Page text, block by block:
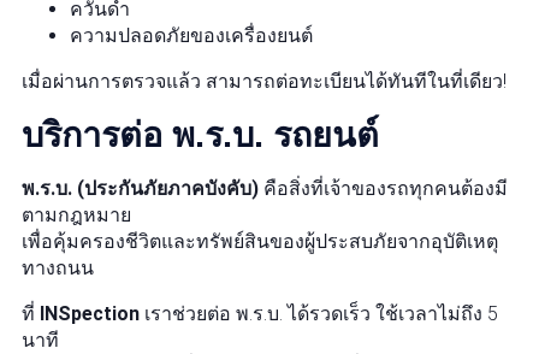
ควันดำ
ความปลอดภัยของเครื่องยนต์
เมื่อผ่านการตรวจแล้ว สามารถต่อทะเบียนได้ทันทีในที่เดียว!
บริการต่อ พ.ร.บ. รถยนต์
พ.ร.บ. (ประกันภัยภาคบังคับ) คือสิ่งที่เจ้าของรถทุกคนต้องมี
ตามกฎหมาย
เพื่อคุ้มครองชีวิตและทรัพย์สินของผู้ประสบภัยจากอุบัติเหตุ
ทางถนน
ที่ INSpection เราช่วยต่อ พ.ร.บ. ได้รวดเร็ว ใช้เวลาไม่ถึง 5
นาที